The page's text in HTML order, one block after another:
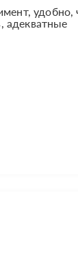
удобно,
адекватные